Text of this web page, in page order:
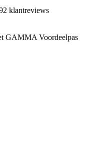
klantreviews
GAMMA Voordeelpas